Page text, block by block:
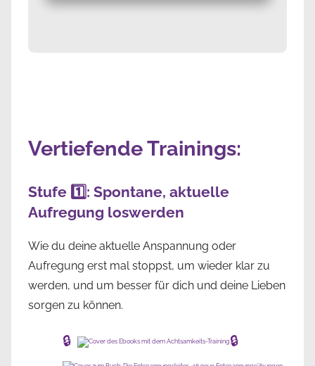
Vertiefende Trainings:
Stufe 1️⃣: Spontane, aktuelle
Aufregung loswerden
Wie du deine aktuelle Anspannung oder
Aufregung erst mal stoppst, um wieder klar zu
werden, und um besser für dich und deine Lieben
sorgen zu können.
🔒 🔒